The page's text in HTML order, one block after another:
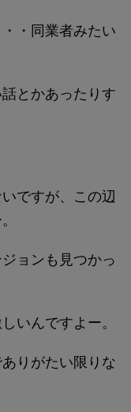
・同業者みたい
とかあったりす
ですが、この辺
ョンも見つかっ
いんですよー。
りがたい限りな